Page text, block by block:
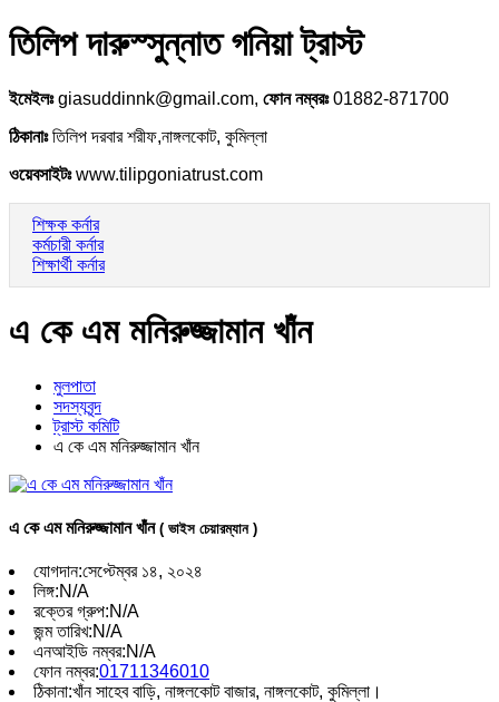
তিলিপ দারুস্সুন্নাত গনিয়া ট্রাস্ট
ইমেইলঃgiasuddinnk@gmail.com, ফোন নম্বরঃ01882-871700
ঠিকানাঃতিলিপ দরবার শরীফ,নাঙ্গলকোট, কুমিল্লা
ওয়েবসাইটঃwww.tilipgoniatrust.com
শিক্ষক কর্নার
কর্মচারী কর্নার
শিক্ষার্থী কর্নার
এ কে এম মনিরুজ্জামান খাঁন
মুলপাতা
সদস্যবৃন্দ
ট্রাস্ট কমিটি
এ কে এম মনিরুজ্জামান খাঁন
এ কে এম মনিরুজ্জামান খাঁন ( ভাইস চেয়ারম্যান )
যোগদান:সেপ্টেম্বর ১৪, ২০২৪
লিঙ্গ:N/A
রক্তের গ্রুপ:N/A
জন্ম তারিখ:N/A
এনআইডি নম্বর:N/A
ফোন নম্বর:01711346010
ঠিকানা:খাঁন সাহেব বাড়ি, নাঙ্গলকোট বাজার, নাঙ্গলকোট, কুমিল্লা।